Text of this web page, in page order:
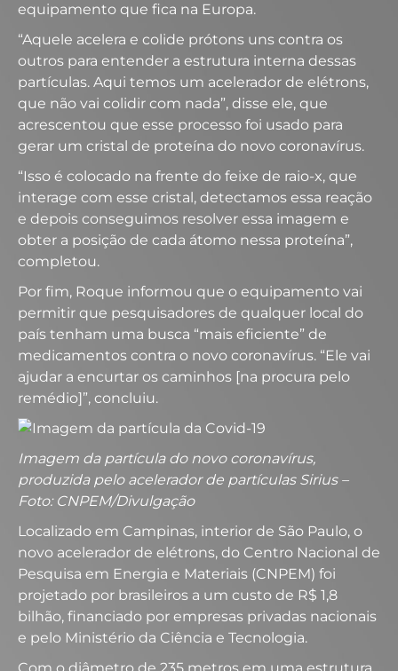
equipamento que fica na Europa.
“Aquele acelera e colide prótons uns contra os
outros para entender a estrutura interna dessas
partículas. Aqui temos um acelerador de elétrons,
que não vai colidir com nada”, disse ele, que
acrescentou que esse processo foi usado para
gerar um cristal de proteína do novo coronavírus.
“Isso é colocado na frente do feixe de raio-x, que
interage com esse cristal, detectamos essa reação
e depois conseguimos resolver essa imagem e
obter a posição de cada átomo nessa proteína”,
completou.
Por fim, Roque informou que o equipamento vai
permitir que pesquisadores de qualquer local do
país tenham uma busca “mais eficiente” de
medicamentos contra o novo coronavírus. “Ele vai
ajudar a encurtar os caminhos [na procura pelo
remédio]”, concluiu.
Imagem da partícula do novo coronavírus,
produzida pelo acelerador de partículas Sirius –
Foto: CNPEM/Divulgação
Localizado em Campinas, interior de São Paulo, o
novo acelerador de elétrons, do Centro Nacional de
Pesquisa em Energia e Materiais (CNPEM) foi
projetado por brasileiros a um custo de R$ 1,8
bilhão, financiado por empresas privadas nacionais
e pelo Ministério da Ciência e Tecnologia.